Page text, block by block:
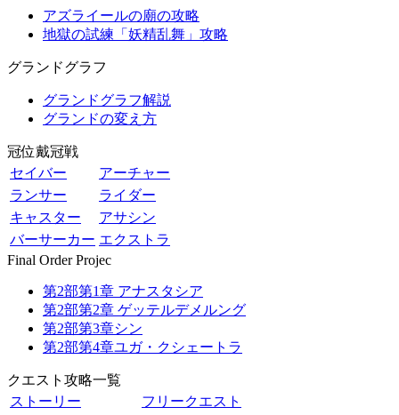
アズライールの廟の攻略
地獄の試練「妖精乱舞」攻略
グランドグラフ
グランドグラフ解説
グランドの変え方
冠位戴冠戦
セイバー
アーチャー
ランサー
ライダー
キャスター
アサシン
バーサーカー エクストラ
Final Order Projec
第2部第1章 アナスタシア
第2部第2章 ゲッテルデメルング
第2部第3章シン
第2部第4章ユガ・クシェートラ
クエスト攻略一覧
ストーリー
フリークエスト